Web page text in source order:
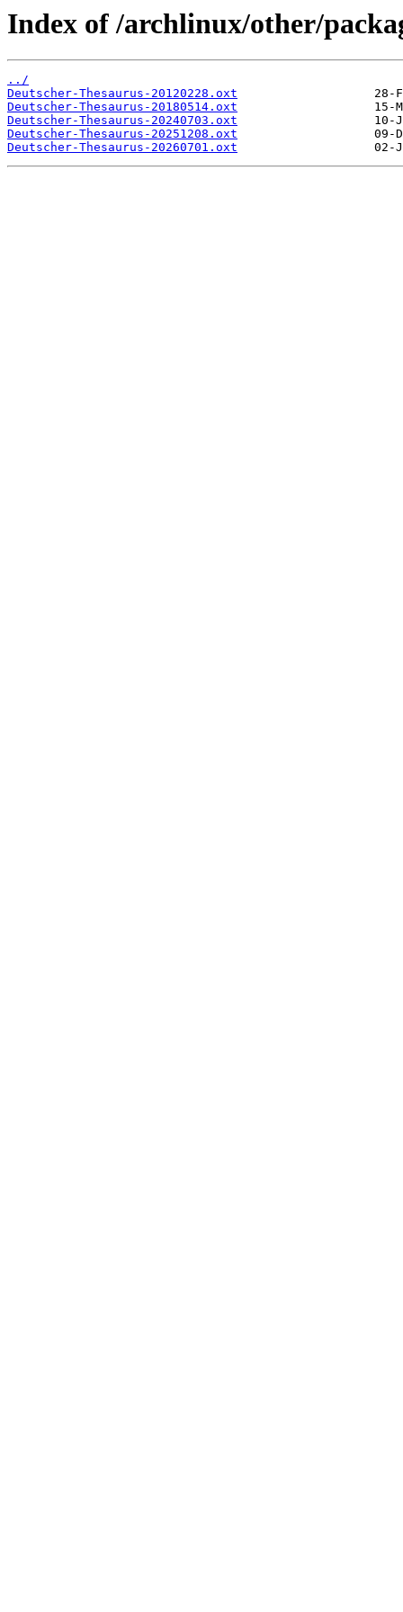
Index of /archlinux/other/
../
Deutscher-Thesaurus-20120228.oxt
Deutscher-Thesaurus-20180514.oxt
Deutscher-Thesaurus-20240703.oxt
Deutscher-Thesaurus-20251208.oxt
Deutscher-Thesaurus-20260701.oxt